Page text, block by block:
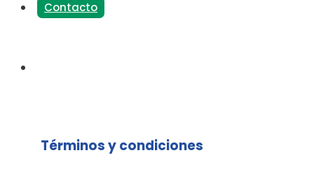
Contacto
Términos y condiciones